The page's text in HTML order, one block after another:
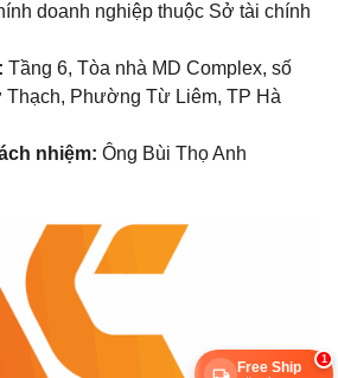
doanh nghiệp thuộc Sở tài chính
Tầng 6, Tòa nhà MD Complex, số
Thạch, Phường Từ Liêm, TP Hà
nhiệm: Ông Bùi Thọ Anh
1
Free Ship